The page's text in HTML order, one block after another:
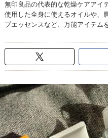
無印良品の代表的な乾燥ケアアイ
使用した全身に使えるオイルや、
プエッセンスなど、万能アイテム